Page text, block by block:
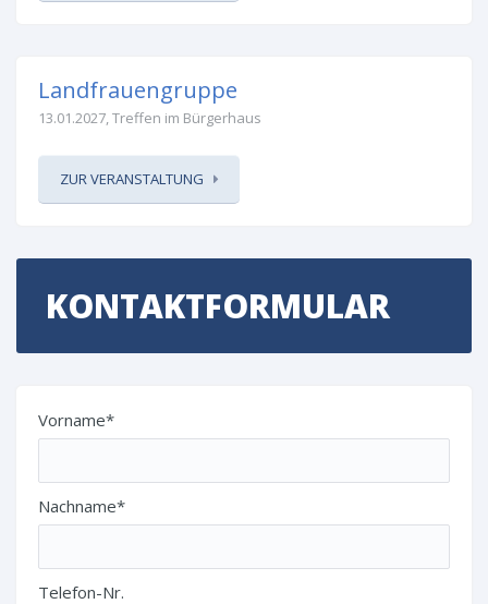
Landfrauengruppe
13.01.2027, Treffen im Bürgerhaus
ZUR VERANSTALTUNG
KONTAKTFORMULAR
Vorname*
Nachname*
Telefon-Nr.